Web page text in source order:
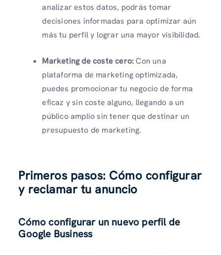
analizar estos datos, podrás tomar
decisiones informadas para optimizar aún
más tu perfil y lograr una mayor visibilidad.
Marketing de coste cero:Con una
plataforma de marketing optimizada,
puedes promocionar tu negocio de forma
eficaz y sin coste alguno, llegando a un
público amplio sin tener que destinar un
presupuesto de marketing.
Primeros pasos: Cómo configurar
y reclamar tu anuncio
Cómo configurar un nuevo perfil de
Google Business